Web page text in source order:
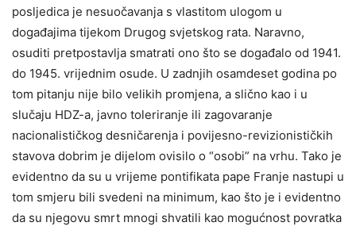
posljedica je nesuočavanja s vlastitom ulogom u
događajima tijekom Drugog svjetskog rata. Naravno,
osuditi pretpostavlja smatrati ono što se događalo od 1941.
do 1945. vrijednim osude. U zadnjih osamdeset godina po
tom pitanju nije bilo velikih promjena, a slično kao i u
slučaju HDZ-a, javno toleriranje ili zagovaranje
nacionalističkog desničarenja i povijesno-revizionističkih
stavova dobrim je dijelom ovisilo o “osobi” na vrhu. Tako je
evidentno da su u vrijeme pontifikata pape Franje nastupi u
tom smjeru bili svedeni na minimum, kao što je i evidentno
da su njegovu smrt mnogi shvatili kao mogućnost povratka